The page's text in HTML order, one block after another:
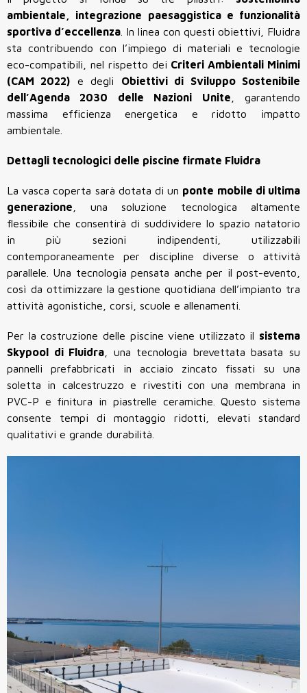
ambientale, integrazione paesaggistica e funzionalità
sportiva d’eccellenza . In linea con questi obiettivi, Fluidra
sta contribuendo con l’impiego di materiali e tecnologie
eco-compatibili, nel rispetto dei Criteri Ambientali Minimi
(CAM 2022) e degli Obiettivi di Sviluppo Sostenibile
dell’Agenda 2030 delle Nazioni Unite , garantendo
massima efficienza energetica e ridotto impatto
ambientale.
Dettagli tecnologici delle piscine firmate Fluidra
La vasca coperta sarà dotata di un ponte mobile di ultima
generazione , una soluzione tecnologica altamente
flessibile che consentirà di suddividere lo spazio natatorio
in più sezioni indipendenti, utilizzabili
contemporaneamente per discipline diverse o attività
parallele. Una tecnologia pensata anche per il post-evento,
così da ottimizzare la gestione quotidiana dell’impianto tra
attività agonistiche, corsi, scuole e allenamenti.
Per la costruzione delle piscine viene utilizzato il sistema
Skypool di Fluidra , una tecnologia brevettata basata su
pannelli prefabbricati in acciaio zincato fissati su una
soletta in calcestruzzo e rivestiti con una membrana in
PVC-P e finitura in piastrelle ceramiche. Questo sistema
consente tempi di montaggio ridotti, elevati standard
qualitativi e grande durabilità.